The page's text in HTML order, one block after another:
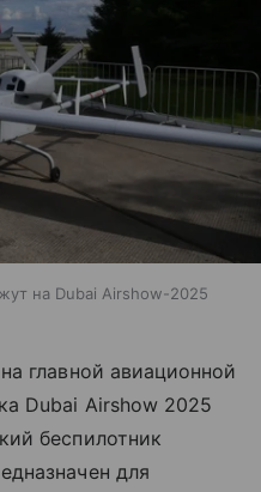
на Dubai Airshow-2025
главной авиационной
Dubai Airshow 2025
беспилотник
для